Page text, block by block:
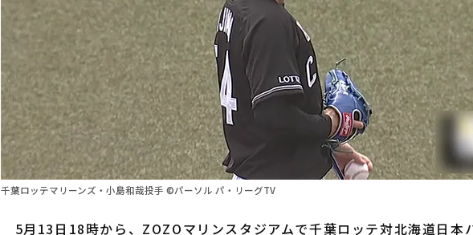
千葉ロッテマリーンズ・小島和哉投手 ©パーソル パ・リーグTV
5月13日18時から、ZOZOマリンスタジアムで千葉ロッテ対北海道日本